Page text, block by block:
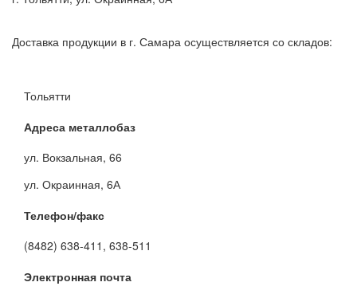
Доставка продукции в г. Самара осуществляется со складов:
Тольятти
Адреса металлобаз
ул. Вокзальная, 66
ул. Окраинная, 6А
Телефон/факс
(8482) 638-411, 638-511
Электронная почта